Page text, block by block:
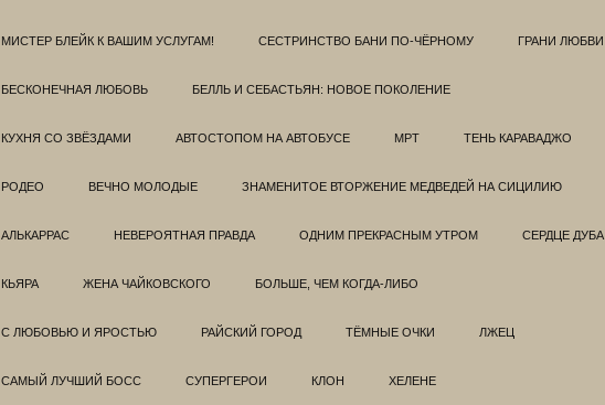
МИСТЕР БЛЕЙК К ВАШИМ УСЛУГАМ! СЕСТРИНСТВО БАНИ ПО-ЧЁРНОМУ ГРАНИ ЛЮБВИ
БЕСКОНЕЧНАЯ ЛЮБОВЬ БЕЛЛЬ И СЕБАСТЬЯН: НОВОЕ ПОКОЛЕНИЕ
КУХНЯ СО ЗВЁЗДАМИ АВТОСТОПОМ НА АВТОБУСЕ МРТ ТЕНЬ КАРАВАДЖО
РОДЕО ВЕЧНО МОЛОДЫЕ ЗНАМЕНИТОЕ ВТОРЖЕНИЕ МЕДВЕДЕЙ НА СИЦИЛИЮ
АЛЬКАРРАС НЕВЕРОЯТНАЯ ПРАВДА ОДНИМ ПРЕКРАСНЫМ УТРОМ СЕРДЦЕ ДУБА
КЬЯРА ЖЕНА ЧАЙКОВСКОГО БОЛЬШЕ, ЧЕМ КОГДА-ЛИБО
С ЛЮБОВЬЮ И ЯРОСТЬЮ РАЙСКИЙ ГОРОД ТЁМНЫЕ ОЧКИ ЛЖЕЦ
САМЫЙ ЛУЧШИЙ БОСС СУПЕРГЕРОИ КЛОН ХЕЛЕНЕ